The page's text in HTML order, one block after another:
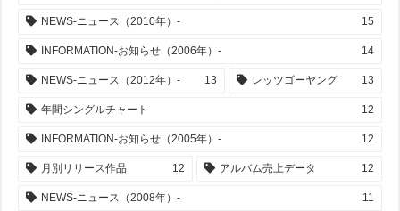
NEWS-ニュース（2010年）- 15
INFORMATION-お知らせ（2006年）- 14
NEWS-ニュース（2012年）- 13 レッツゴーヤング 13
年間シングルチャート 12
INFORMATION-お知らせ（2005年）- 12
月別リリース作品 12 アルバム売上データ 12
NEWS-ニュース（2008年）- 11